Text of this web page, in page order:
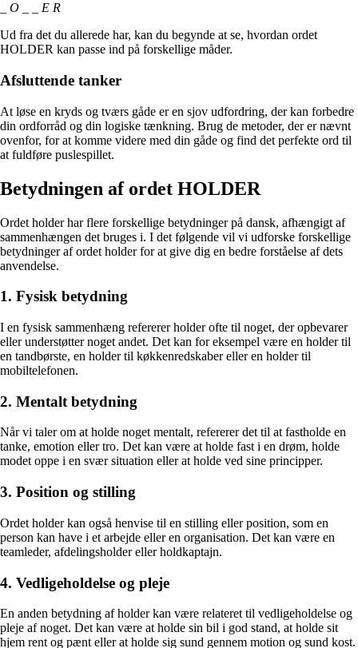
_ O _ _ E R
Ud fra det du allerede har, kan du begynde at se, hvordan ordet
HOLDER kan passe ind på forskellige måder.
Afsluttende tanker
At løse en kryds og tværs gåde er en sjov udfordring, der kan forbedre
din ordforråd og din logiske tænkning. Brug de metoder, der er nævnt
ovenfor, for at komme videre med din gåde og find det perfekte ord til
at fuldføre puslespillet.
Betydningen af ordet HOLDER
Ordet holder har flere forskellige betydninger på dansk, afhængigt af
sammenhængen det bruges i. I det følgende vil vi udforske forskellige
betydninger af ordet holder for at give dig en bedre forståelse af dets
anvendelse.
1. Fysisk betydning
I en fysisk sammenhæng refererer holder ofte til noget, der opbevarer
eller understøtter noget andet. Det kan for eksempel være en holder til
en tandbørste, en holder til køkkenredskaber eller en holder til
mobiltelefonen.
2. Mentalt betydning
Når vi taler om at holde noget mentalt, refererer det til at fastholde en
tanke, emotion eller tro. Det kan være at holde fast i en drøm, holde
modet oppe i en svær situation eller at holde ved sine principper.
3. Position og stilling
Ordet holder kan også henvise til en stilling eller position, som en
person kan have i et arbejde eller en organisation. Det kan være en
teamleder, afdelingsholder eller holdkaptajn.
4. Vedligeholdelse og pleje
En anden betydning af holder kan være relateret til vedligeholdelse og
pleje af noget. Det kan være at holde sin bil i god stand, at holde sit
hjem rent og pænt eller at holde sig sund gennem motion og sund kost.